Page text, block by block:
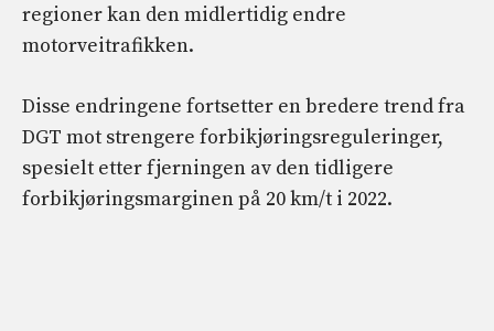
regioner kan den midlertidig endre
motorveitrafikken.
Disse endringene fortsetter en bredere trend fra
DGT mot strengere forbikjøringsreguleringer,
spesielt etter fjerningen av den tidligere
forbikjøringsmarginen på 20 km/t i 2022.